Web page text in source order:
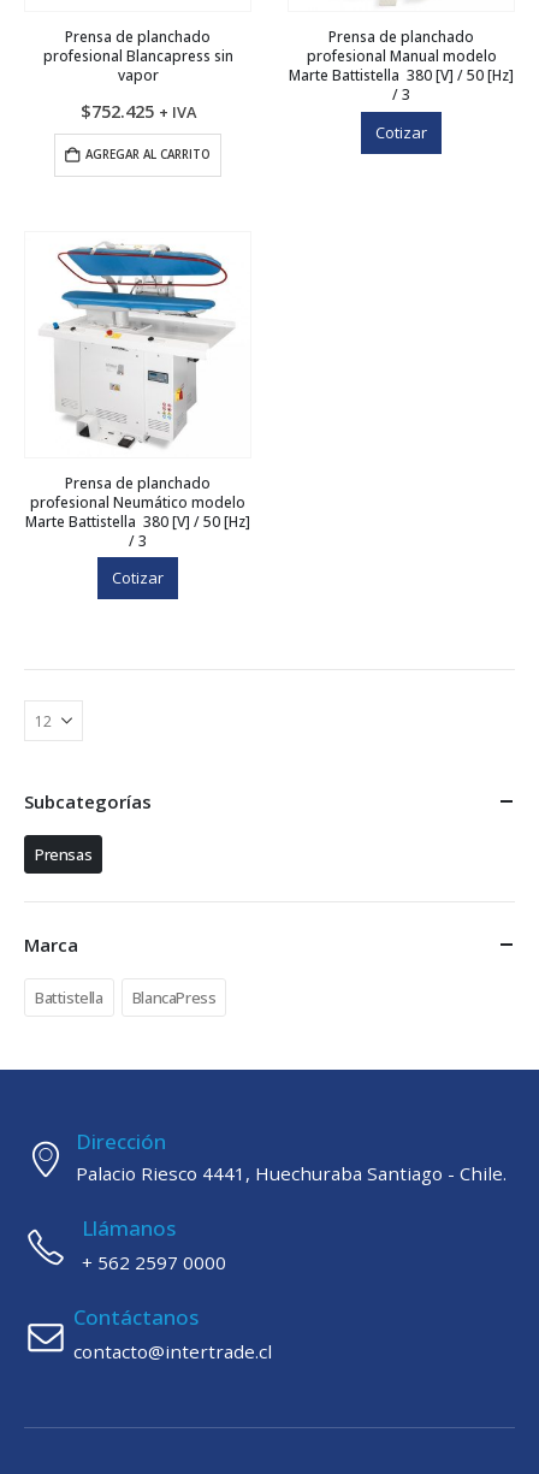
Prensa de planchado
profesional Blancapress sin
vapor
$752.425 + IVA
AGREGAR AL CARRITO
Prensa de planchado
profesional Manual modelo
Marte Battistella 380 [V] / 50 [Hz]
/ 3
Cotizar
Prensa de planchado
profesional Neumático modelo
Marte Battistella 380 [V] / 50 [Hz]
/ 3
Cotizar
Subcategorías
Prensas
Marca
Battistella BlancaPress
Dirección
Palacio Riesco 4441, Huechuraba Santiago - Chile.
Llámanos
+ 562 2597 0000
Contáctanos
contacto@intertrade.cl